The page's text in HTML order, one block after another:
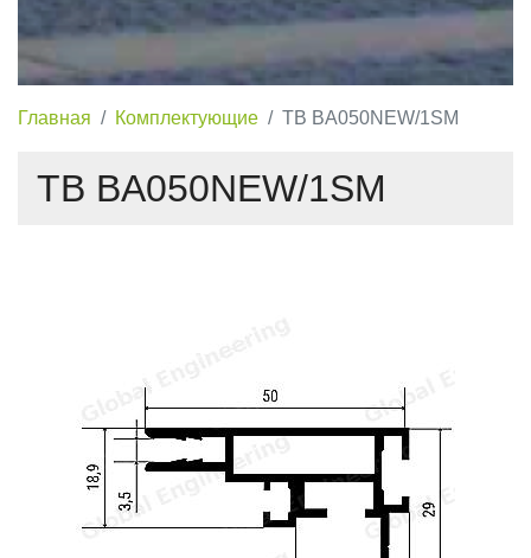
Главная Комплектующие TB BA050NEW/1SM
TB BA050NEW/1SM